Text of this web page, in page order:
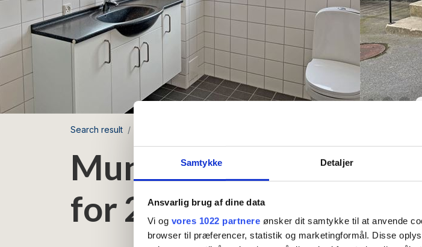
Samtykke Detaljer
Ansvarlig brug af dine data
Vi og vores 1022 partnere ønsker dit samtykke til at anvende
browser til præferencer, statistik og marketingformål. Disse
Search result
Munken 7 -
for 2-4 personer